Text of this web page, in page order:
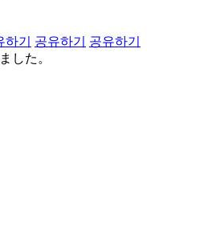
하기 공유하기
공유하기
した。